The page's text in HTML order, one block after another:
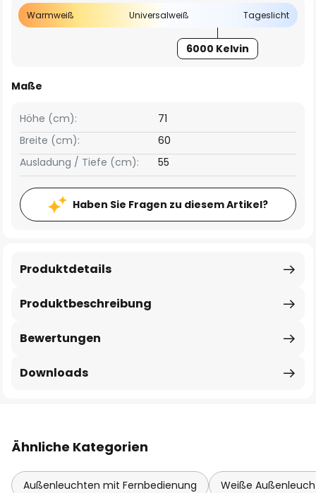
Warmweiß Universalweiß Tageslicht
6000 Kelvin
Maße
Breite (cm): 60
Höhe (cm): 71
Ausladung / Tiefe (cm): 55
Haben Sie Fragen zu diesem Artikel?
Produktbeschreibung
Produktdetails
Bewertungen
Downloads
Ähnliche Kategorien
Außenleuchten mit Fernbedienung Weiße